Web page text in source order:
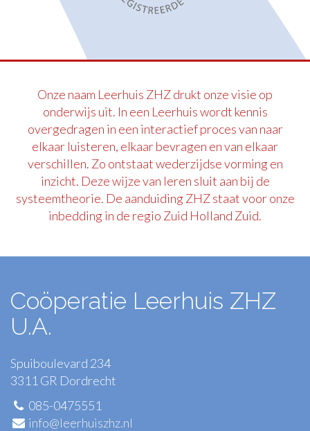
Onze naam Leerhuis ZHZ drukt onze visie op
onderwijs uit. In een Leerhuis wordt kennis
overgedragen in een interactief proces van naar
elkaar luisteren, elkaar bevragen en van elkaar
verschillen. Zo ontstaat wederzijdse vorming en
inzicht. Deze wijze van leren sluit aan bij de
systeemtheorie. De aanduiding ZHZ staat voor onze
inbedding in de regio Zuid Holland Zuid.
Coöperatie Leerhuis ZHZ
U.A.
Spuiboulevard 234
3311 GR Dordrecht
085-0475551
info@leerhuiszhz.nl